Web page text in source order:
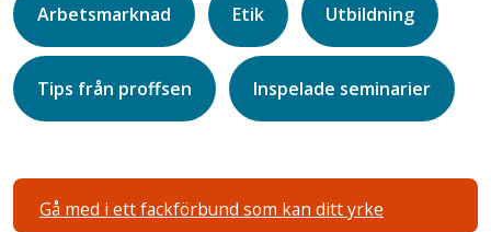
Arbetsmarknad Etik Utbildning
Tips från proffsen Inspelade seminarier
Gå med i ett fackförbund som kan ditt yrke